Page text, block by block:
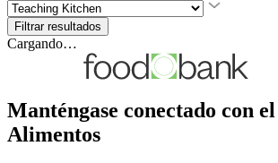
Cargando…
Manténgase conectado con
Alimentos